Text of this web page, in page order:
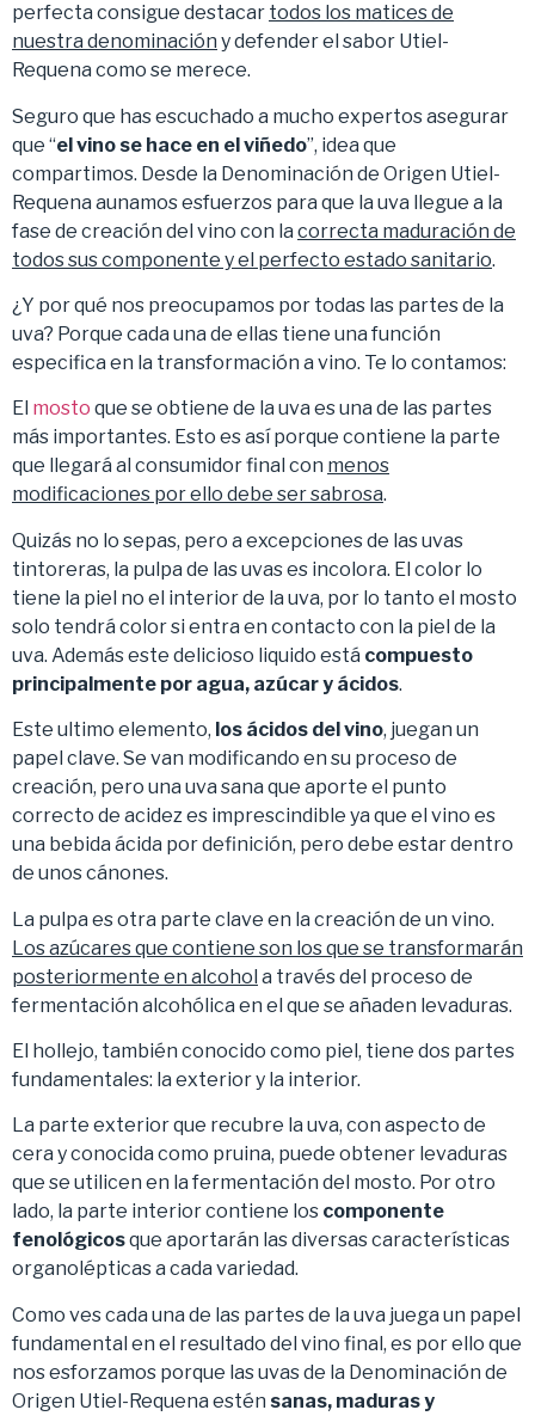
perfecta consigue destacar todos los matices de
nuestra denominación y defender el sabor Utiel-
Requena como se merece.
Seguro que has escuchado a mucho expertos asegurar
que “el vino se hace en el viñedo”, idea que
compartimos. Desde la Denominación de Origen Utiel-
Requena aunamos esfuerzos para que la uva llegue a la
fase de creación del vino con la correcta maduración de
todos sus componente y el perfecto estado sanitario.
¿Y por qué nos preocupamos por todas las partes de la
uva? Porque cada una de ellas tiene una función
especifica en la transformación a vino. Te lo contamos:
El mosto que se obtiene de la uva es una de las partes
más importantes. Esto es así porque contiene la parte
que llegará al consumidor final con menos
modificaciones por ello debe ser sabrosa.
Quizás no lo sepas, pero a excepciones de las uvas
tintoreras, la pulpa de las uvas es incolora. El color lo
tiene la piel no el interior de la uva, por lo tanto el mosto
solo tendrá color si entra en contacto con la piel de la
uva. Además este delicioso liquido está compuesto
principalmente por agua, azúcar y ácidos.
Este ultimo elemento, los ácidos del vino, juegan un
papel clave. Se van modificando en su proceso de
creación, pero una uva sana que aporte el punto
correcto de acidez es imprescindible ya que el vino es
una bebida ácida por definición, pero debe estar dentro
de unos cánones.
La pulpa es otra parte clave en la creación de un vino.
Los azúcares que contiene son los que se transformarán
posteriormente en alcohol a través del proceso de
fermentación alcohólica en el que se añaden levaduras.
El hollejo, también conocido como piel, tiene dos partes
fundamentales: la exterior y la interior.
La parte exterior que recubre la uva, con aspecto de
cera y conocida como pruina, puede obtener levaduras
que se utilicen en la fermentación del mosto. Por otro
lado, la parte interior contiene los componente
fenológicosque aportarán las diversas características
organolépticas a cada variedad.
Como ves cada una de las partes de la uva juega un papel
fundamental en el resultado del vino final, es por ello que
nos esforzamos porque las uvas de la Denominación de
Origen Utiel-Requena estén sanas, maduras y